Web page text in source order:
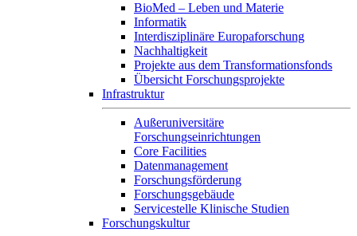
BioMed – Leben und Materie
Informatik
Interdisziplinäre Europaforschung
Nachhaltigkeit
Projekte aus dem Transformationsfonds
Übersicht Forschungsprojekte
Infrastruktur
Außeruniversitäre
Forschungseinrichtungen
Core Facilities
Datenmanagement
Forschungsförderung
Forschungsgebäude
Servicestelle Klinische Studien
Forschungskultur